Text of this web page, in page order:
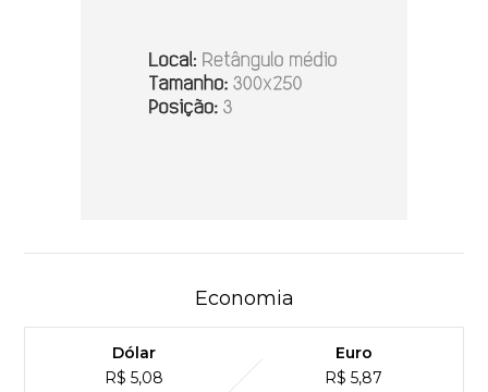
Economia
Dólar
R$ 5,08
Euro
R$ 5,87